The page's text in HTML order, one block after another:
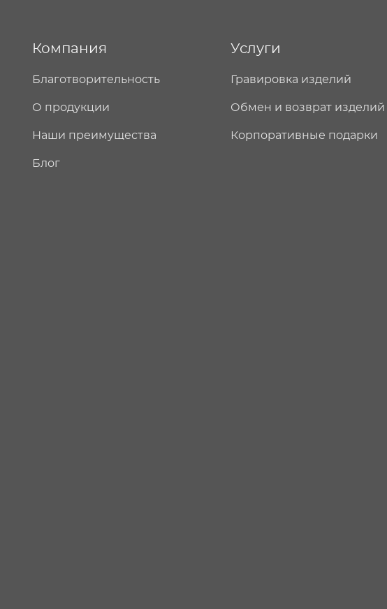
Компания
Благотворительность
О продукции
Наши преимущества
Блог
Услуги
Гравировка изделий
Обмен и возврат изделий
Корпоративные подарки